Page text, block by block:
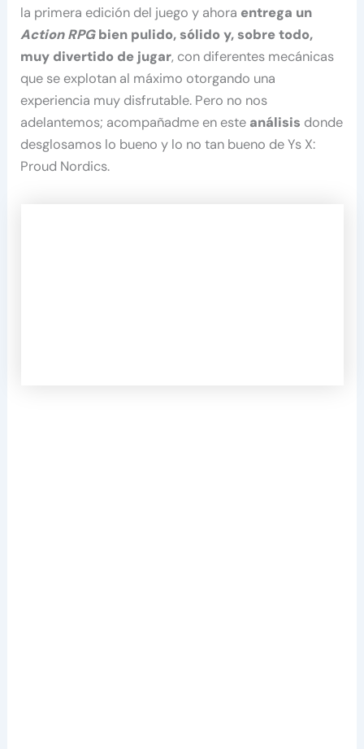
la primera edición del juego y ahora entrega un
Action RPGbien pulido, sólido y, sobre todo,
muy divertido de jugar, con diferentes mecánicas
que se explotan al máximo otorgando una
experiencia muy disfrutable. Pero no nos
adelantemos; acompañadme en este análisis donde
desglosamos lo bueno y lo no tan bueno de Ys X:
Proud Nordics.